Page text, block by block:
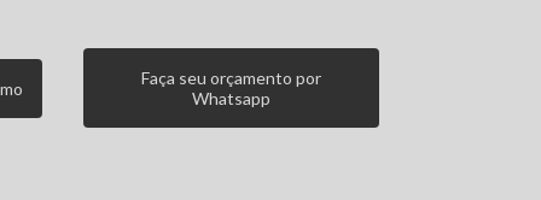
Faça seu orçamento por
Whatsapp